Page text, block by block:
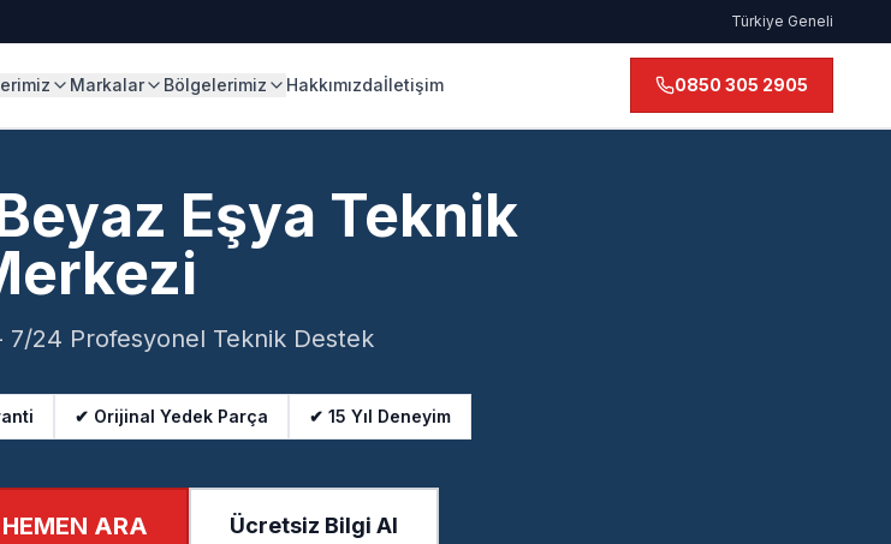
Türkiye Geneli
Markalar Bölgelerimiz Hakkımızdaİletişim 0850 305 2905
Eşya Teknik
7/24 Profesyonel Teknik Destek
✔ Orijinal Yedek Parça ✔ 15 Yıl Deneyim
ARA Ücretsiz Bilgi Al